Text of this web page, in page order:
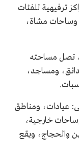
ترفيهية للفئات
وساحات مشاة،
تصل مساحته
ممرات وحدائق، ومساجد،
عيادات، ومناطق
خارجية،
والحجاج، ويقع